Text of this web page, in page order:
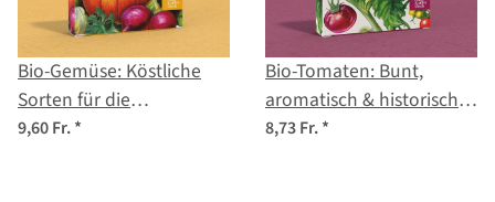
Bio-Gemüse: Köstliche
Sorten für die
Selbstversorgung -
9,60 Fr.*
Bio-Tomaten: Bunt,
aromatisch & historisch -
Samenset Nr. 21
8,73 Fr.*